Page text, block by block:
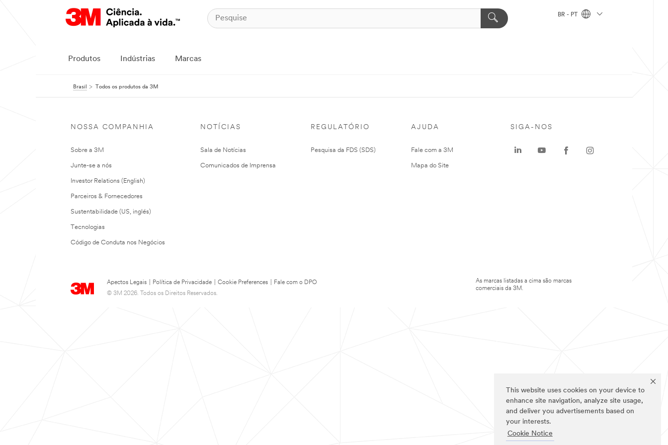
This website uses cookies on your device to
enhance site navigation, analyze site usage,
and deliver you advertisements based on
your interests.
Cookie Notice
BR - PT
Produtos Indústrias Marcas
Brasil Todos os produtos da 3M
NOSSA COMPANHIA
Sobre a 3M
Junte-se a nós
Investor Relations (English)
Parceiros & Fornecedores
Sustentabilidade (US, inglés)
Tecnologias
Código de Conduta nos Negócios
NOTÍCIAS
Sala de Notícias
Comunicados de Imprensa
REGULATÓRIO
Pesquisa da FDS (SDS)
AJUDA
Fale com a 3M
Mapa do Site
Apectos Legais Política de Privacidade Cookie Preferences
Fale com o DPO
© 3M 2026. Todos os Direitos Reservados.
SIGA-NOS
As marcas listadas a cima são marcas
comerciais da 3M.